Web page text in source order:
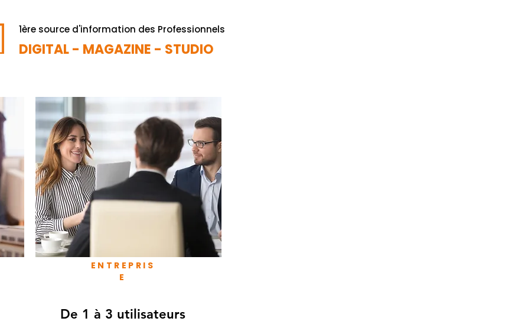
1ère source d'information des Professionnels
DIGITAL - MAGAZINE - STUDIO
ENTREPRIS
E
De 1 à 3 utilisateurs